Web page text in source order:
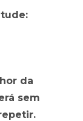
da
sem